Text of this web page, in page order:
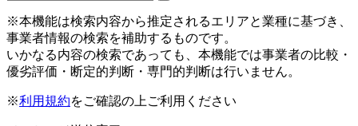
※本機能は検索内容から推定されるエリアと業種に基づき、
事業者情報の検索を補助するものです。
いかなる内容の検索であっても、本機能では事業者の比較・
優劣評価・断定的判断・専門的判断は行いません。
※利用規約をご確認の上ご利用ください